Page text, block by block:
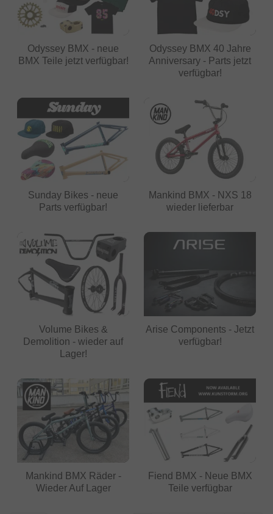
Odyssey BMX - neue
BMX Teile jetzt verfügbar!
Odyssey BMX 40 Jahre
Anniversary - Parts jetzt
verfügbar!
Sunday Bikes - neue
Parts verfügbar!
Mankind BMX - NXS 18
wieder lieferbar
Volume Bikes &
Demolition - wieder auf
Lager!
Arise Components - Jetzt
verfügbar!
Mankind BMX Räder -
Wieder Auf Lager
Fiend BMX - Neue BMX
Teile verfügbar